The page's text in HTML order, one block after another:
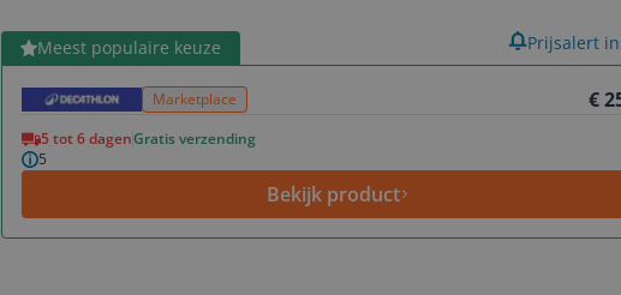
Er zijn geen artikelen gevonden.
Meest populaire keuze
Marketplace €
5 tot 6 dagenGratis verzending
5
Bekijk product
Bekijk product Prijsalert